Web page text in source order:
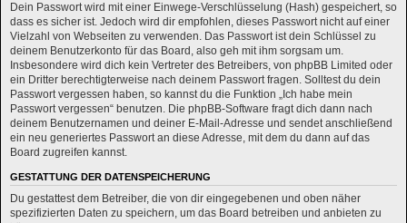
Dein Passwort wird mit einer Einwege-Verschlüsselung (Hash) gespeichert, so
dass es sicher ist. Jedoch wird dir empfohlen, dieses Passwort nicht auf einer
Vielzahl von Webseiten zu verwenden. Das Passwort ist dein Schlüssel zu
deinem Benutzerkonto für das Board, also geh mit ihm sorgsam um.
Insbesondere wird dich kein Vertreter des Betreibers, von phpBB Limited oder
ein Dritter berechtigterweise nach deinem Passwort fragen. Solltest du dein
Passwort vergessen haben, so kannst du die Funktion „Ich habe mein
Passwort vergessen“ benutzen. Die phpBB-Software fragt dich dann nach
deinem Benutzernamen und deiner E-Mail-Adresse und sendet anschließend
ein neu generiertes Passwort an diese Adresse, mit dem du dann auf das
Board zugreifen kannst.
GESTATTUNG DER DATENSPEICHERUNG
Du gestattest dem Betreiber, die von dir eingegebenen und oben näher
spezifizierten Daten zu speichern, um das Board betreiben und anbieten zu